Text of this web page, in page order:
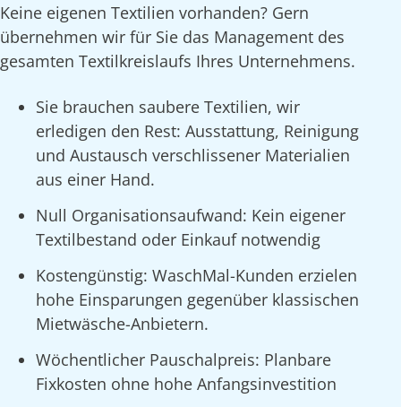
Keine eigenen Textilien vorhanden? Gern
übernehmen wir für Sie das Management des
gesamten Textilkreislaufs Ihres Unternehmens.
Sie brauchen saubere Textilien, wir
erledigen den Rest: Ausstattung, Reinigung
und Austausch verschlissener Materialien
aus einer Hand.
Null Organisationsaufwand: Kein eigener
Textilbestand oder Einkauf notwendig
Kostengünstig: WaschMal-Kunden erzielen
hohe Einsparungen gegenüber klassischen
Mietwäsche-Anbietern.
Wöchentlicher Pauschalpreis: Planbare
Fixkosten ohne hohe Anfangsinvestition